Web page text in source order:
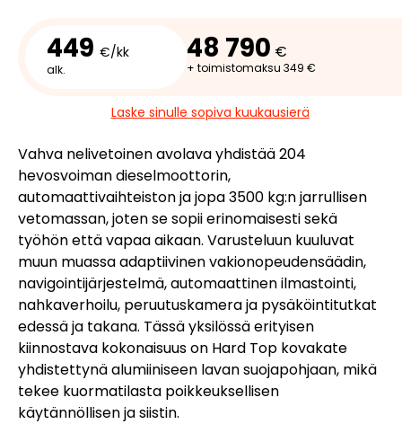
449 €/kk
alk.
48 790 €
+ toimistomaksu 349 €
Laske sinulle sopiva kuukausierä
Vahva nelivetoinen avolava yhdistää 204
hevosvoiman dieselmoottorin,
automaattivaihteiston ja jopa 3500 kg:n jarrullisen
vetomassan, joten se sopii erinomaisesti sekä
työhön että vapaa aikaan. Varusteluun kuuluvat
muun muassa adaptiivinen vakionopeudensäädin,
navigointijärjestelmä, automaattinen ilmastointi,
nahkaverhoilu, peruutuskamera ja pysäköintitutkat
edessä ja takana. Tässä yksilössä erityisen
kiinnostava kokonaisuus on Hard Top kovakate
yhdistettynä alumiiniseen lavan suojapohjaan, mikä
tekee kuormatilasta poikkeuksellisen
käytännöllisen ja siistin.